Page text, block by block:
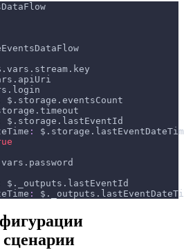
$.storage.eventsCount
$.storage.lastEventId
:
$._outputs.lastEventId
: